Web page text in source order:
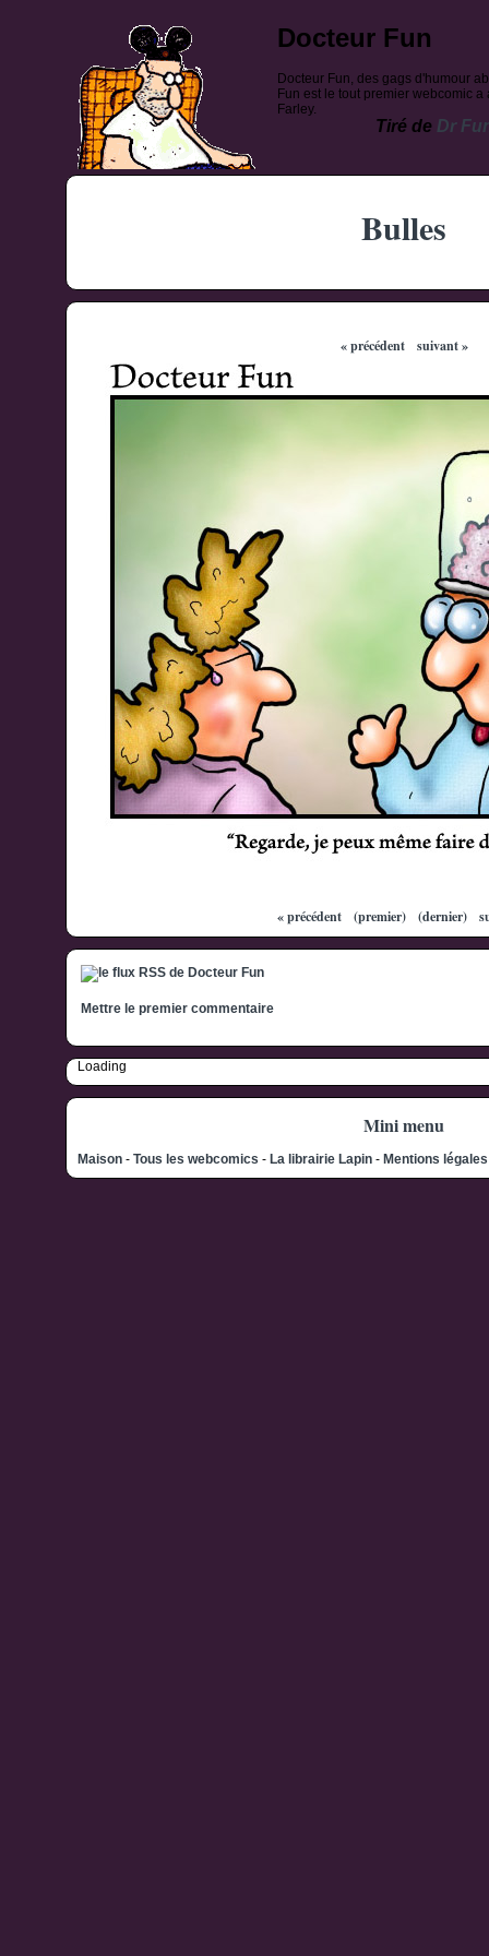
Docteur Fun
Docteur Fun, des gags d'humour
Fun est le tout premier webcomic
Farley.
Tiré de Dr
Bulles
« précédent suivant »
« précédent (premier) (dernier)
Mettre le premier commentaire
Loading
Mini menu
Maison - Tous les webcomics - La librairie Lapin - Mentions